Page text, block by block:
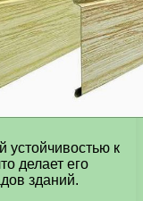
устойчивостью к
делает его
зданий.